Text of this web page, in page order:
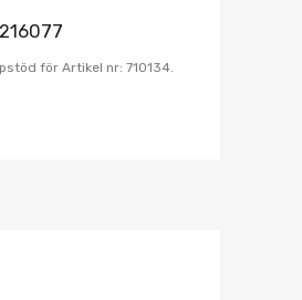
för Artikel nr: 710134.